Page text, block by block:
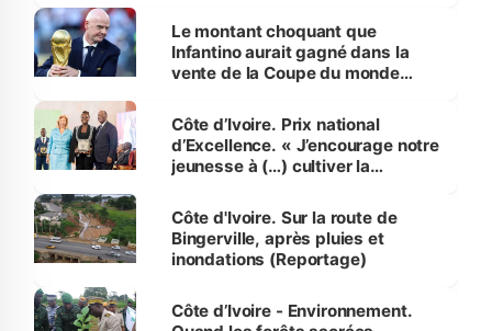
Le montant choquant que
Infantino aurait gagné dans la
vente de la Coupe du monde
Côte d’Ivoire. Prix national
d’Excellence. « J’encourage notre
jeunesse à (…) cultiver la
(Alassane Ouattara
Côte d'Ivoire. Sur la route de
Bingerville, après pluies et
inondations (Reportage)
Côte d’Ivoire - Environnement.